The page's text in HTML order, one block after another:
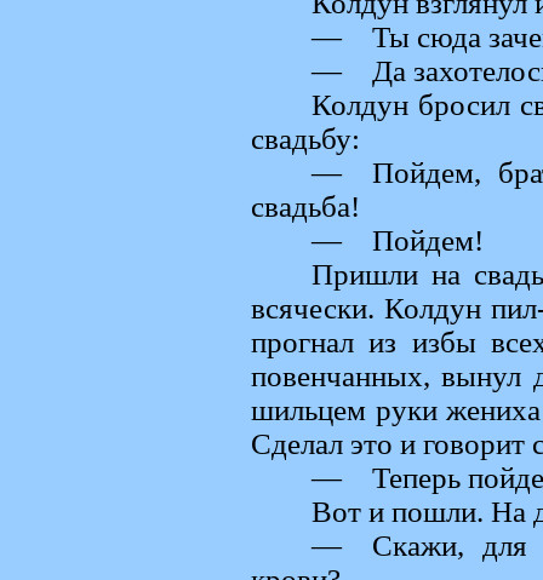
— Ты сюда
— Да
Колдун бросил
свадьбу:
— Пойдем,
свадьба!
— Пойдем!
Пришли на
всячески. Колдун
прогнал из избы
повенчанных, вынул
шильцем руки
Сделал это и говорит
— Теперь
Вот и пошли. На
— Скажи, для